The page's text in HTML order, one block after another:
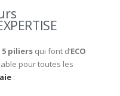
5 piliers qui font d’ECO
pour toutes les
: